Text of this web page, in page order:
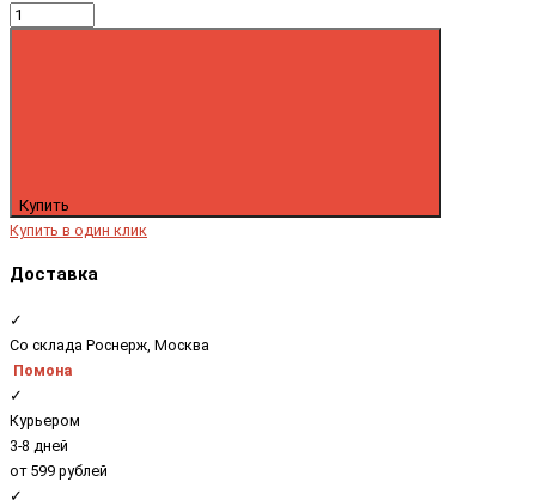
Купить
Купить в один клик
Доставка
✓
Со склада Роснерж, Москва
Помона
✓
Курьером
3-8 дней
от 599 рублей
✓